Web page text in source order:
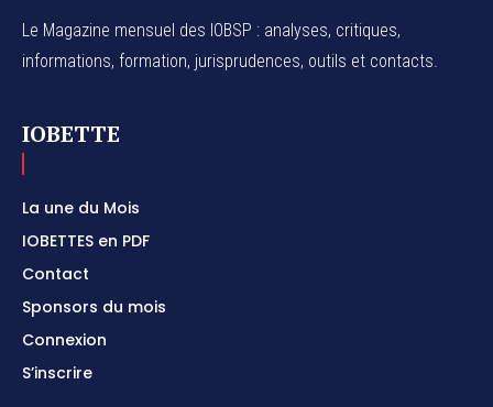
Le Magazine mensuel des IOBSP : analyses, critiques,
informations, formation, jurisprudences, outils et contacts.
IOBETTE
La une du Mois
IOBETTES en PDF
Contact
Sponsors du mois
Connexion
S’inscrire